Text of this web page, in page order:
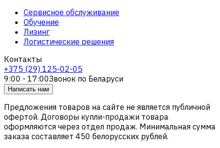
Сервисное обслуживание
Обучение
Лизинг
Логистические решения
Контакты
+375 (29) 125-02-05
9:00 - 17:00Звонок по Беларуси
Написать нам
Предложения товаров на сайте не является публичной
офертой. Договоры купли-продажи товара
оформляются через отдел продаж. Минимальная сумма
заказа составляет 450 белорусских рублей.